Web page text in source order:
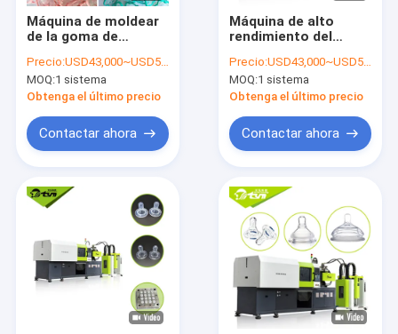
Máquina de moldear
de la goma de
inyección del émbolo
de la alta precisión
produciendo
del pacificador de la
entrerrosca alta
Precio:USD43,000~USD50,000
MOQ:1 sistema
Obtenga el último precio
Contactar ahora
Máquina de alto
rendimiento del
la goma de silicona
del líquido de la alta
exactitud para el
alimentación de la
entrerrosca del bebé
Precio:USD43,000~USD50,000
MOQ:1 sistema
Obtenga el último precio
Contactar ahora